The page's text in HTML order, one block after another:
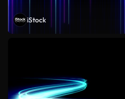
iStock